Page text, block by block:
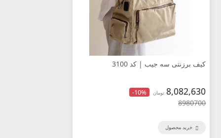
کیف برزنتی سه جیب | کد 3100
8,082,630 تومان -10%
8980700
خرید محصول